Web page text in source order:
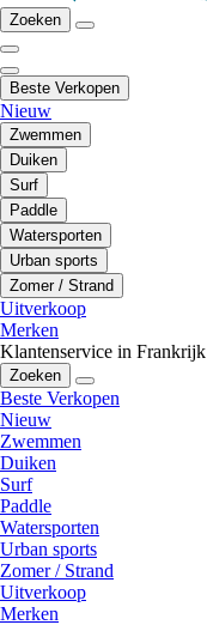
Zoeken
Beste Verkopen
Nieuw
Zwemmen
Duiken
Surf
Paddle
Watersporten
Urban sports
Zomer / Strand
Uitverkoop
Merken
Klantenservice in Frankrijk
Zoeken
Beste Verkopen
Nieuw
Zwemmen
Duiken
Surf
Paddle
Watersporten
Urban sports
Zomer / Strand
Uitverkoop
Merken